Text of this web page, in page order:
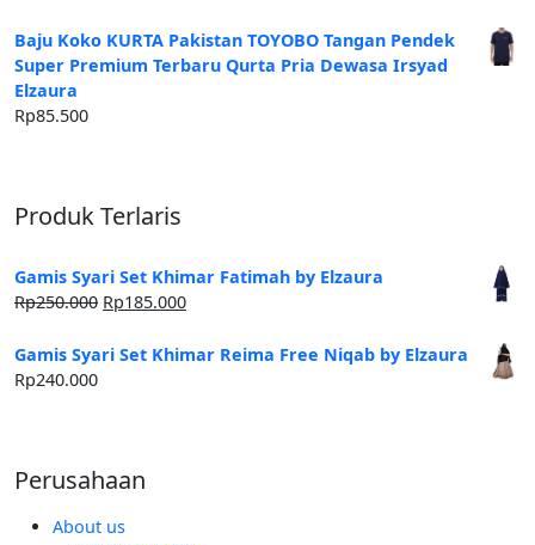
Baju Koko KURTA Pakistan TOYOBO Tangan Pendek
Super Premium Terbaru Qurta Pria Dewasa Irsyad
Elzaura
Rp85.500
Produk Terlaris
Gamis Syari Set Khimar Fatimah by Elzaura
Rp250.000 Harga
adalah:
Rp185.000Harga
ini
Gamis Syari Set Khimar Reima Free Niqab by Elzaura
Rp240.000
Perusahaan
About us